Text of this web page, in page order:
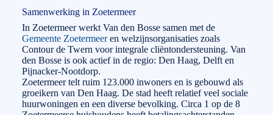
Samenwerking in Zoetermeer
In Zoetermeer werkt Van den Bosse samen met de
Gemeente Zoetermeeren welzijnsorganisaties zoals
Contour de Twern voor integrale cliëntondersteuning. Van
den Bosse is ook actief in de regio: Den Haag, Delft en
Pijnacker-Nootdorp.
Zoetermeer telt ruim 123.000 inwoners en is gebouwd als
groeikern van Den Haag. De stad heeft relatief veel sociale
huurwoningen en een diverse bevolking. Circa 1 op de 8